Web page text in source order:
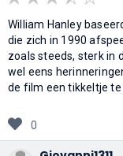
William Hanley
die zich in 1990
zoals steeds, sterk in
wel eens
de film een tikkeltje te
0